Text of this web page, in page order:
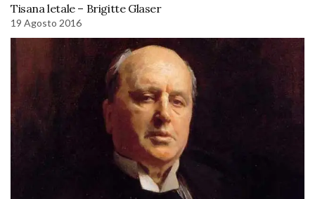
Tisana letale – Brigitte Glaser
19 Agosto 2016